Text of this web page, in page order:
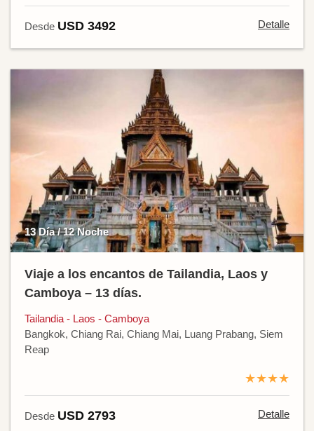
Desde USD 3492 Detalle
13 Día / 12 Noche
Viaje a los encantos de Tailandia, Laos y
Camboya – 13 días.
Tailandia - Laos - Camboya
Bangkok, Chiang Rai, Chiang Mai, Luang Prabang, Siem
Reap
★★★★
Desde USD 2793 Detalle